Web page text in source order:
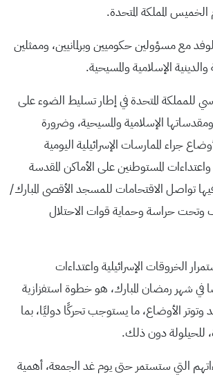
الخميس المملكة المتحدة.
مع مسؤولين حكوميين وبرلمانيين، وممثلين
الإسلامية والمسيحية.
للمملكة المتحدة في إطار تسليط الضوء على
ومقدساتها الإسلامية والمسيحية، وضرورة
جراء الممارسات الإسرائيلية اليومية
واعتداءات المستوطنين على الأماكن المقدسة
تواصل الاقتحامات للمسجد الأقصى المبارك/
وتحت حراسة وحماية قوات الاحتلال
الخروقات الإسرائيلية واعتداءات
شهر رمضان المبارك، هو خطوة استفزازية
وتوتر الأوضاع، ما يستوجب تحركًا دوليًا، بما
للحيلولة دون ذلك.
التي ستستمر حتى يوم غد الجمعة، أهمية